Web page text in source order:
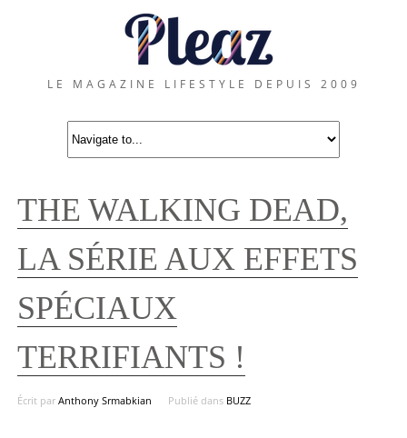
LE MAGAZINE LIFESTYLE DEPUIS 2009
THE WALKING DEAD,
LA SÉRIE AUX EFFETS
SPÉCIAUX
TERRIFIANTS !
Écrit par Anthony Srmabkian Publié dans BUZZ